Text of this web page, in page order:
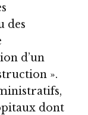
des
d’un
».
dont